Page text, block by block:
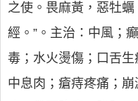
之使。畏麻黃，惡牡
經。”。主治：中風；
毒；水火燙傷；口舌
中息肉；瘡痔疼痛；崩